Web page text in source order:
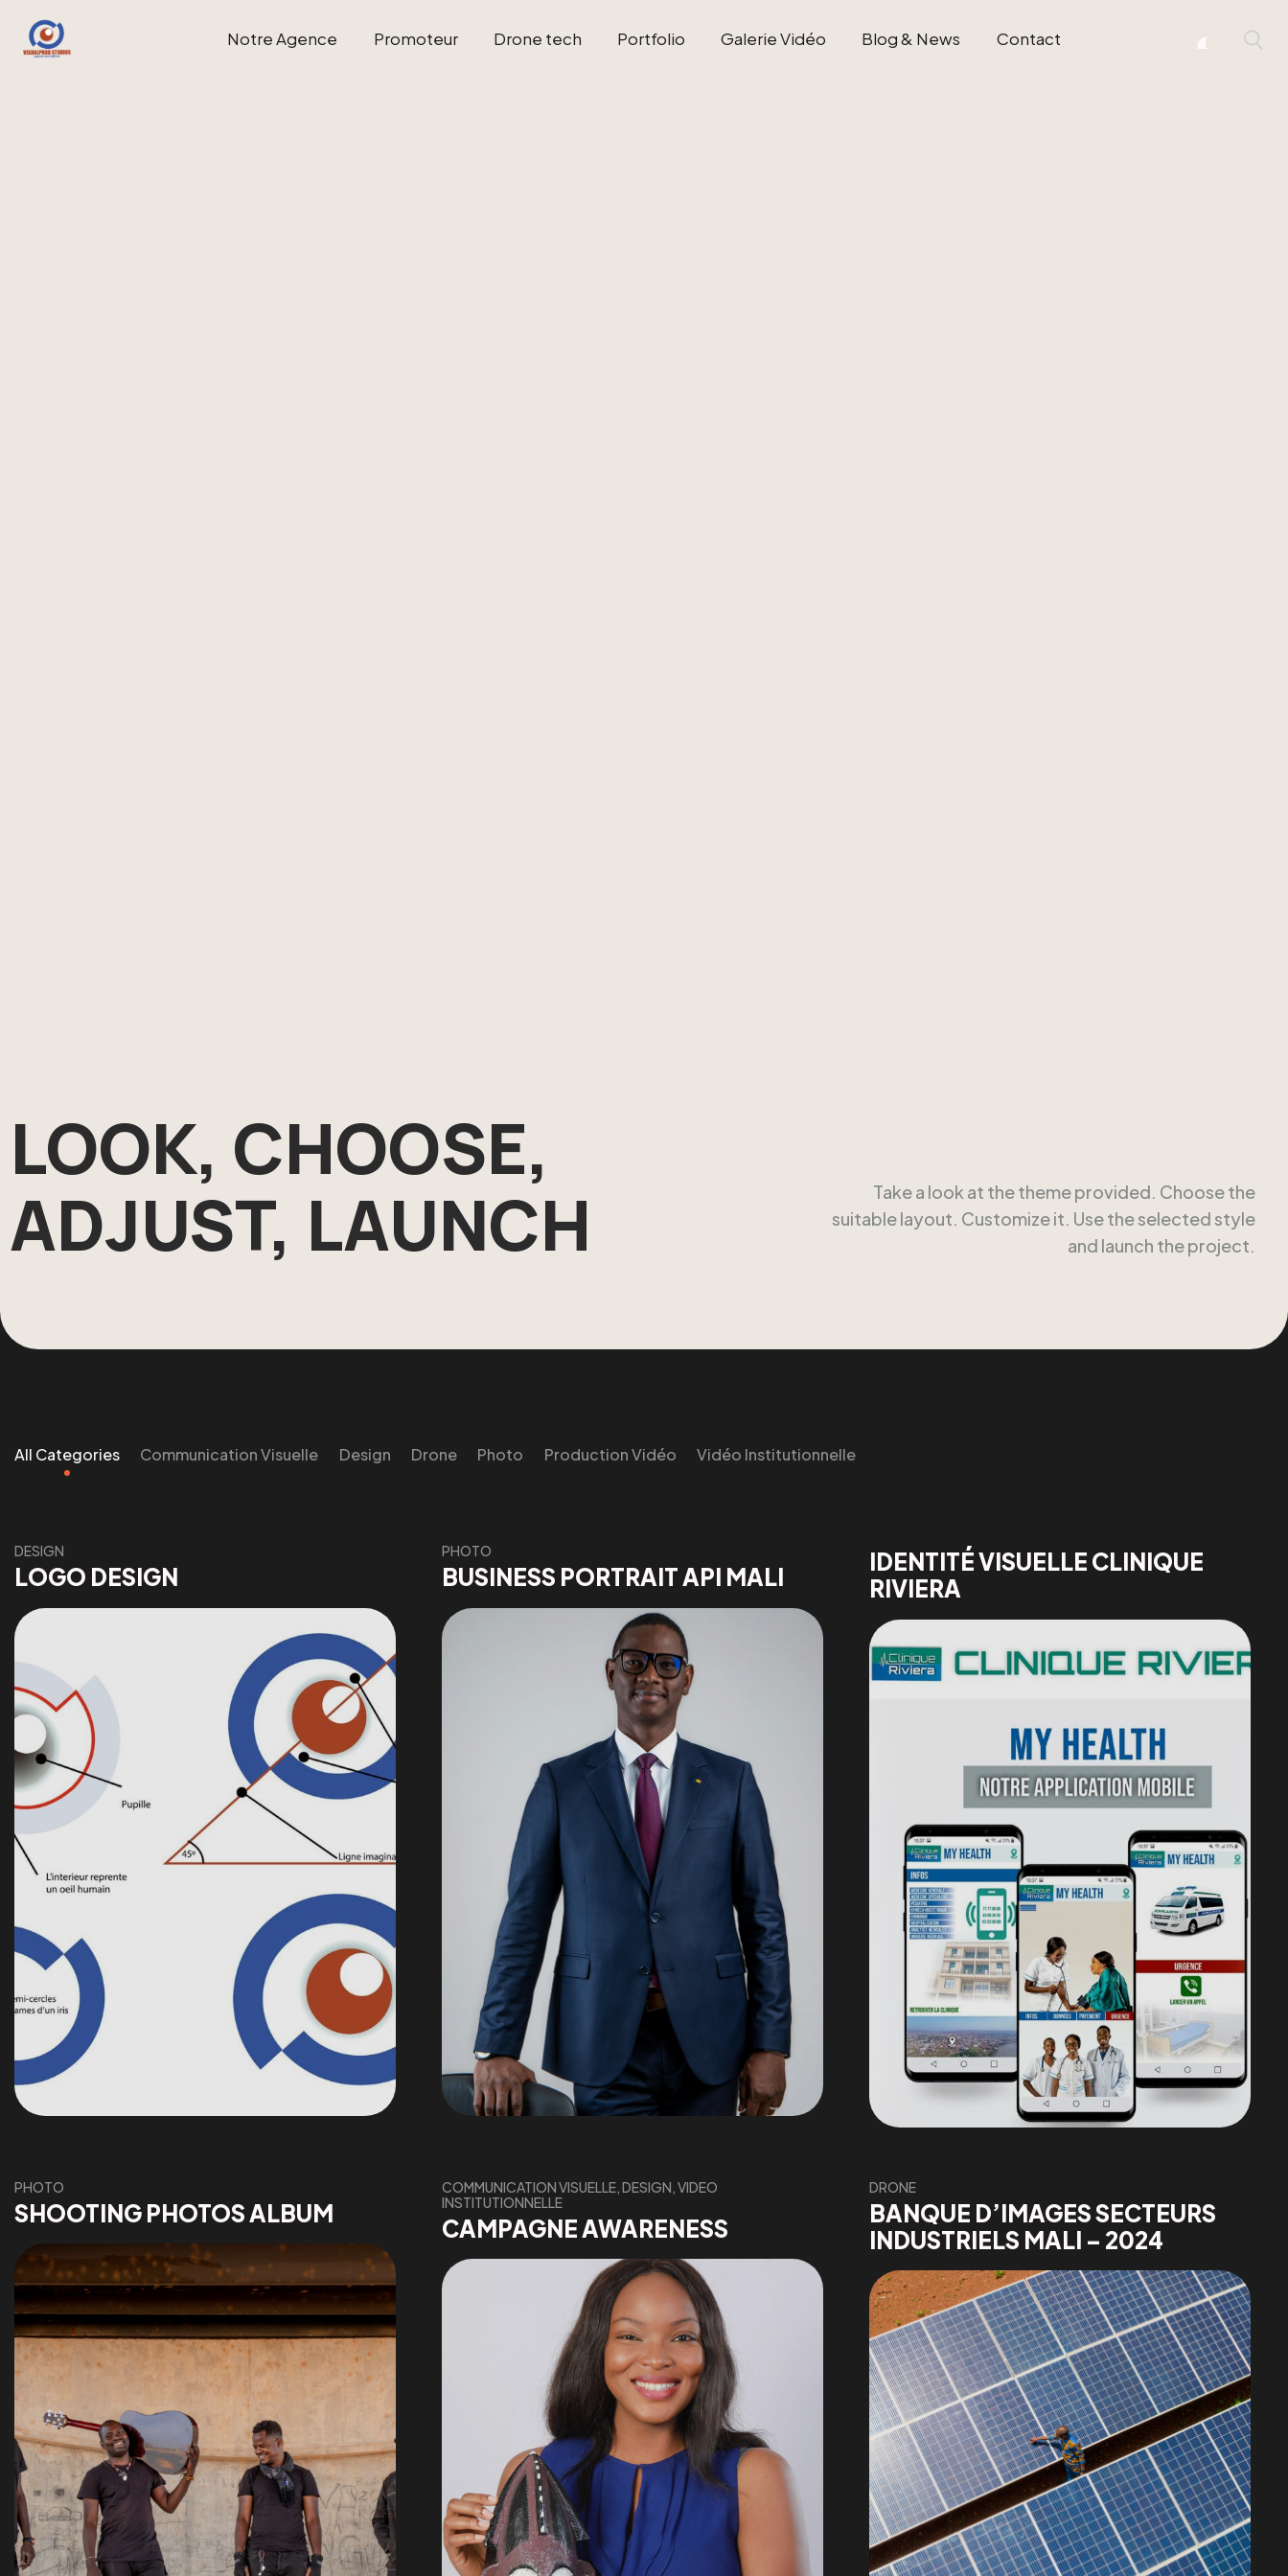
Notre Agence Promoteur Drone tech Portfolio Galerie Vidéo Blog & News Contact
LOOK, CHOOSE,
ADJUST, LAUNCH
Take a look at the theme provided. Choose the
suitable layout. Customize it. Use the selected style
and launch the project.
All Categories Communication Visuelle Design Drone Photo Production Vidéo Vidéo Institutionnelle
LOGO DESIGN
DESIGN
BUSINESS PORTRAIT API MALI
PHOTO
IDENTITÉ VISUELLE CLINIQUE
RIVIERA
SHOOTING PHOTOS ALBUM
PHOTO
CAMPAGNE AWARENESS
COMMUNICATION VISUELLE, DESIGN, VIDEO
INSTITUTIONNELLE
BANQUE D’IMAGES SECTEURS
INDUSTRIELS MALI – 2024
DRONE